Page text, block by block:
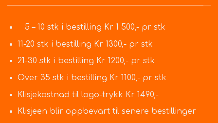
5 – 10 stk i bestilling Kr 1 500,- pr stk
11-20 stk i bestilling Kr 1300,- pr stk
21-30 stk i bestilling Kr 1200,- pr stk
Over 35 stk i bestilling Kr 1100,- pr stk
Klisjekostnad til logo-trykk Kr 1490,-
Klisjeen blir oppbevart til senere bestillinger